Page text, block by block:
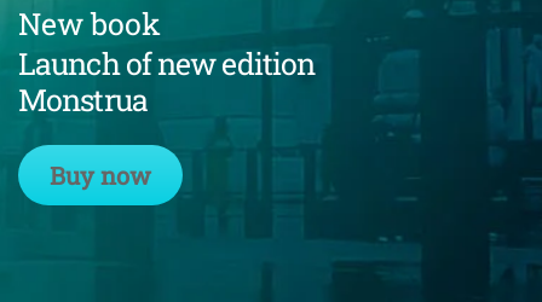
New book
Launch of new edition
Monstrua
Buy now